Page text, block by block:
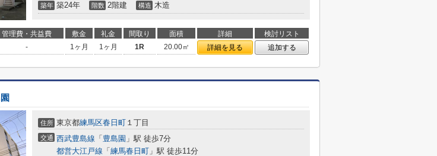
築年 築24年 階数 2階建 構造 木造
管理費・共益費 敷金 礼金 間取り 面積 詳細
検討リスト
- 1ヶ月 1ヶ月 1R 20.00㎡ 詳細を見る 追加する
住所 東京都練馬区春日町 １丁目
交通 西武豊島線 「 豊島園 」駅 徒歩7分
都営大江戸線 「 練馬春日町 」駅 徒歩11分